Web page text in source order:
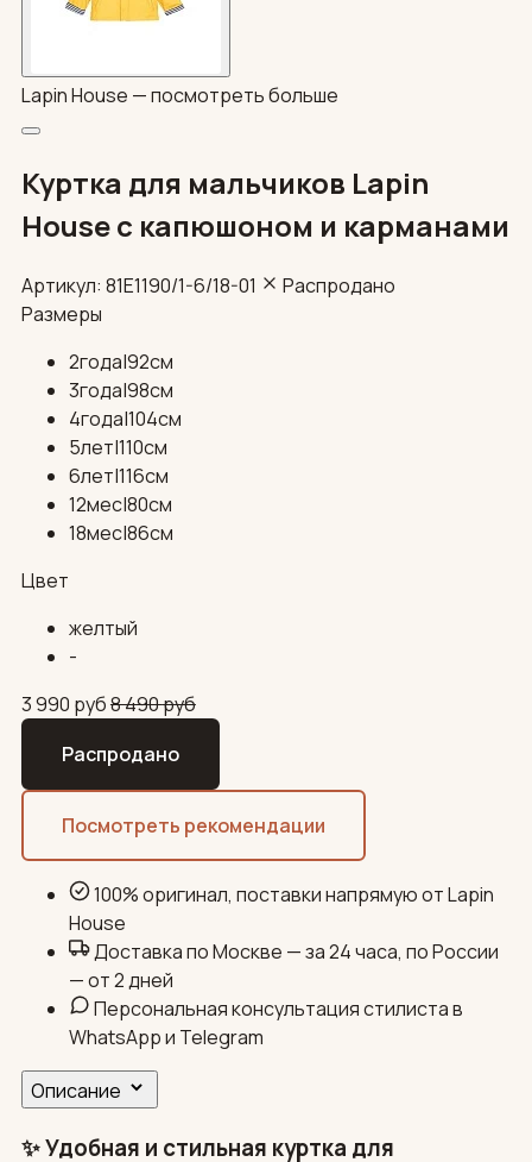
Lapin House —посмотреть больше
Куртка для мальчиков Lapin
House с капюшоном и карманами
Артикул: 81E1190/1-6/18-01
Распродано
Размеры
2года|92см
3года|98см
4года|104см
5лет|110см
6лет|116см
12мес|80см
18мес|86см
Цвет
желтый
-
3 990 руб8 490руб
Распродано
Посмотреть рекомендации
100% оригинал, поставки напрямую от Lapin
House
Доставка по Москве — за 24 часа, по России
— от 2 дней
Персональная консультация стилиста в
WhatsApp и Telegram
Описание
✨ Удобная и стильная куртка для